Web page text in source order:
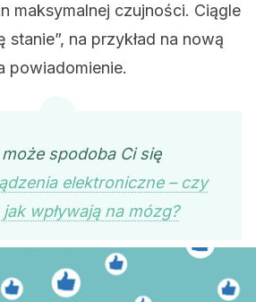
maksymalnej czujności. Ciągle
stanie”, na przykład na nową
powiadomienie.
spodoba Ci się
elektroniczne – czy
wpływają na mózg?